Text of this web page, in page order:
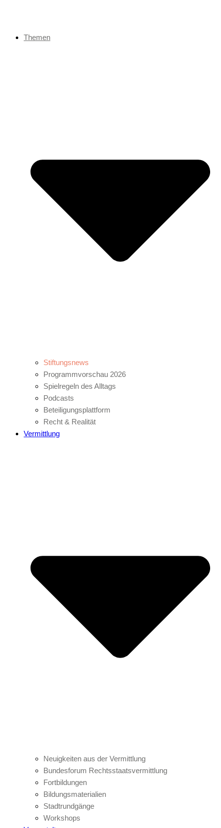
Themen
Stiftungsnews
Programmvorschau 2026
Spielregeln des Alltags
Podcasts
Beteiligungsplattform
Recht & Realität
Vermittlung
Neuigkeiten aus der Vermittlung
Bundesforum Rechtsstaatsvermittlung
Fortbildungen
Bildungsmaterialien
Stadtrundgänge
Workshops